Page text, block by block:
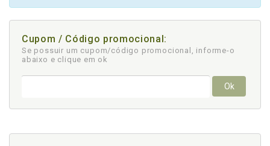
Cupom / Código promocional:
Se possuir um cupom/código promocional, informe-o
abaixo e clique em ok
Ok